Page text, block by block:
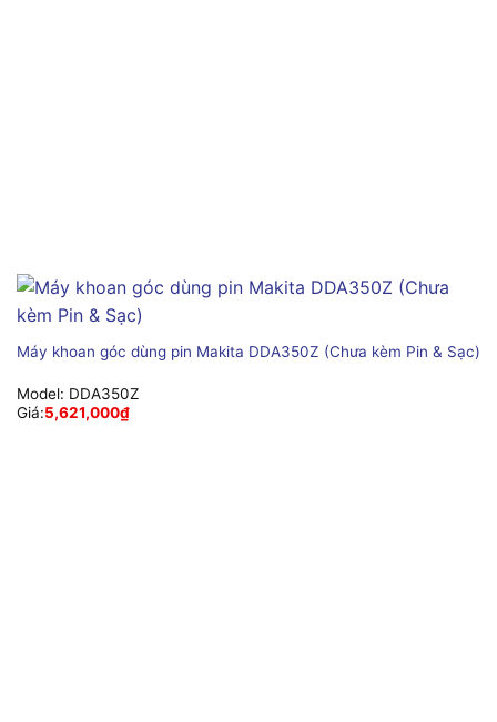
Máy khoan góc dùng pin Makita DDA350Z (Chưa kèm Pin & Sạc)
Model: DDA350Z
Giá:5,621,000₫